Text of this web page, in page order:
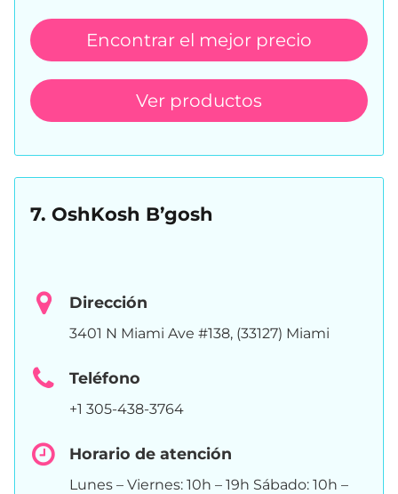
Encontrar el mejor precio
Ver productos
7. OshKosh B’gosh
Dirección
3401 N Miami Ave #138, (33127) Miami
Teléfono
+1 305-438-3764
Horario de atención
Lunes – Viernes: 10h – 19h Sábado: 10h –